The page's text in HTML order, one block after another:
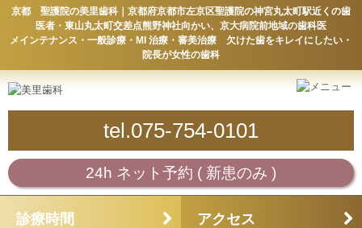
京都 聖護院の美里歯科｜京都府京都市左京区聖護院の神宮丸太町駅近くの歯
医者・東山丸太町交差点熊野神社向かい、京大病院前地域の歯科医
メインテナンス・一般診療・MI 治療・審美治療 欠けた歯をキレイにしたい・
院長が女性の歯科
tel.075-754-0101
24h ネット予約 ( 新患のみ )
診療時間 アクセス